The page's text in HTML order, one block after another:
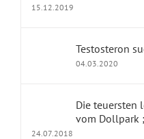
15.12.2019
Testosteron
04.03.2020
Die teuersten
vom Dollpark
24.07.2018
Erfahrungsberichte